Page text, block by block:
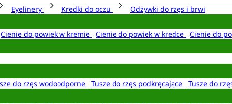
Eyelinery Kredki do oczu
Odżywki do rzęs i brwi
Cienie do powiek w kremie Cienie do powiek w kredce Cienie do
do rzęs wodoodporne Tusze do rzęs podkręcające Tusze do